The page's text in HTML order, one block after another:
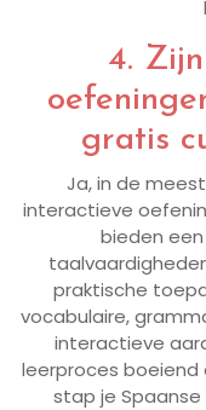
4.
gratis
Ja, in de
interactieve
bieden
praktische
vocabulaire,
interactieve
leerproces
stap je